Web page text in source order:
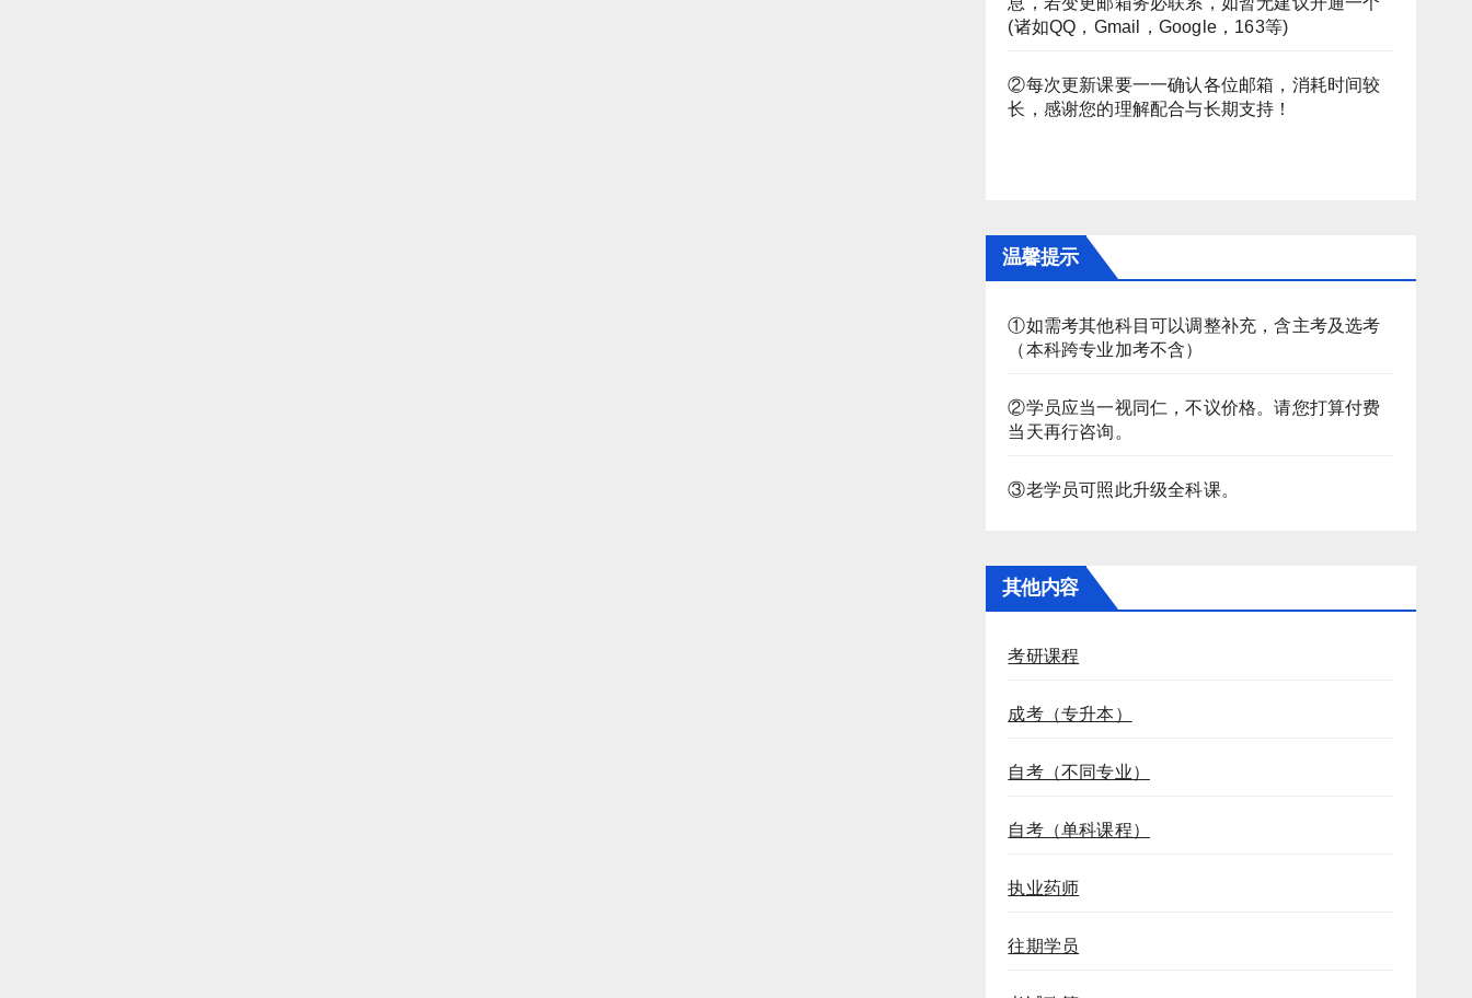
(诸如QQ，Gmail，Google，163等)
②每次更新课要一一确认各位邮箱，消耗时间较
长，感谢您的理解配合与长期支持！
温馨提示
①如需考其他科目可以调整补充，含主考及选考
（本科跨专业加考不含）
②学员应当一视同仁，不议价格。请您打算付费
当天再行咨询。
③老学员可照此升级全科课。
其他内容
考研课程
成考（专升本）
自考（不同专业）
自考（单科课程）
执业药师
往期学员